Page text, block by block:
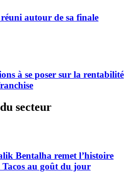
autour de sa finale
à se poser sur la rentabilité
secteur
Bentalha remet l’histoire
Tacos au goût du jour